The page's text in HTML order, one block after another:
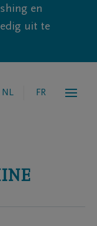
en
uit te
NL FR